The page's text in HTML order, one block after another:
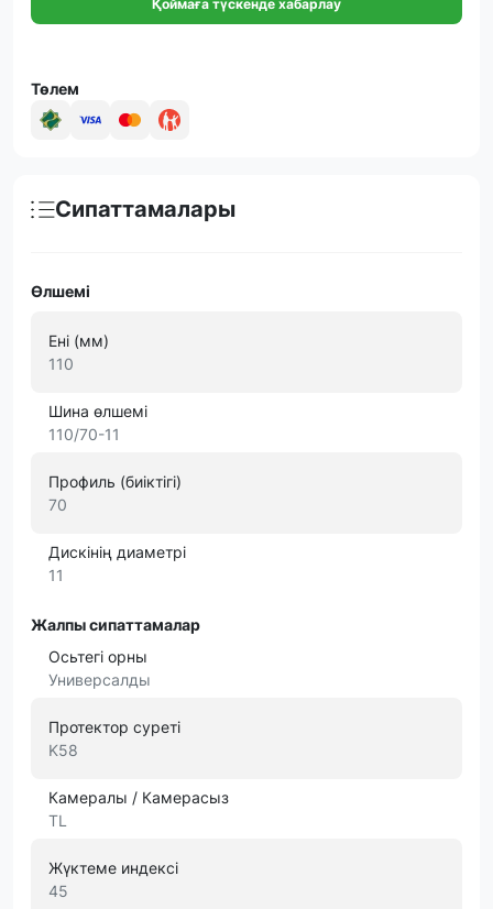
Қоймаға түскенде хабарлау
Төлем
Сипаттамалары
Өлшемі
Ені (мм)
110
Шина өлшемі
110/70-11
Профиль (биіктігі)
70
Дискінің диаметрі
11
Жалпы сипаттамалар
Осьтегі орны
Универсалды
Протектор суреті
K58
Камералы / Камерасыз
TL
Жүктеме индексі
45